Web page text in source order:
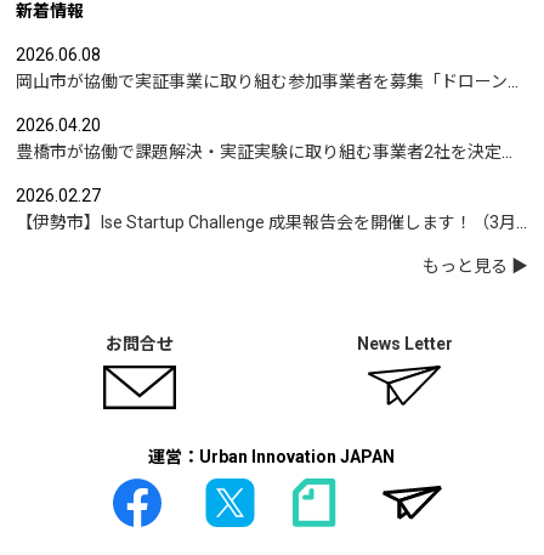
新着情報
2026.06.08
2026.04.20
2026.02.27
もっと見る
お問合せ News Letter
運営：Urban Innovation JAPAN